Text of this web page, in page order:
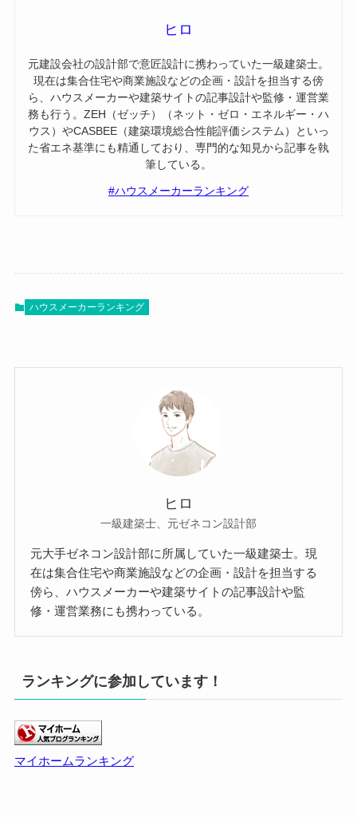
ヒロ
元建設会社の設計部で意匠設計に携わっていた一級建築士。
現在は集合住宅や商業施設などの企画・設計を担当する傍
ら、ハウスメーカーや建築サイトの記事設計や監修・運営業
務も行う。ZEH（ゼッチ）（ネット・ゼロ・エネルギー・ハ
ウス）やCASBEE（建築環境総合性能評価システム）といっ
た省エネ基準にも精通しており、専門的な知見から記事を執
筆している。
#ハウスメーカーランキング
ハウスメーカーランキング
ヒロ
一級建築士、元ゼネコン設計部
元大手ゼネコン設計部に所属していた一級建築士。現
在は集合住宅や商業施設などの企画・設計を担当する
傍ら、ハウスメーカーや建築サイトの記事設計や監
修・運営業務にも携わっている。
ランキングに参加しています！
マイホームランキング